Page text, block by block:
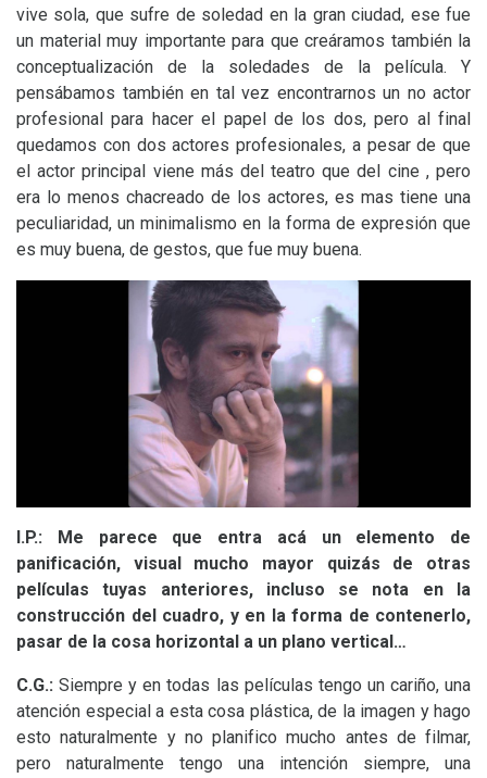
vive sola, que sufre de soledad en la gran ciudad, ese fue
un material muy importante para que creáramos también la
conceptualización de la soledades de la película. Y
pensábamos también en tal vez encontrarnos un no actor
profesional para hacer el papel de los dos, pero al final
quedamos con dos actores profesionales, a pesar de que
el actor principal viene más del teatro que del cine , pero
era lo menos chacreado de los actores, es mas tiene una
peculiaridad, un minimalismo en la forma de expresión que
es muy buena, de gestos, que fue muy buena.
I.P.:
Me parece que entra acá un elemento de
panificación, visual mucho mayor quizás de otras
películas tuyas anteriores, incluso se nota en la
construcción del cuadro, y en la forma de contenerlo,
pasar de la cosa horizontal a un plano vertical…
C.G.:Siempre y en todas las películas tengo un cariño, una
atención especial a esta cosa plástica, de la imagen y hago
esto naturalmente y no planifico mucho antes de filmar,
pero naturalmente tengo una intención siempre, una